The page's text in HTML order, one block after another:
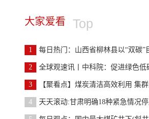
大家爱看 Top
1 每日热门：山西省柳林县以“双碳”目标
2 全球观速讯丨中科院：促进绿色低碳发展
3 【聚看点】煤炭清洁高效利用 集
4 天天滚动:甘肃明确18种紧急情况停产撤